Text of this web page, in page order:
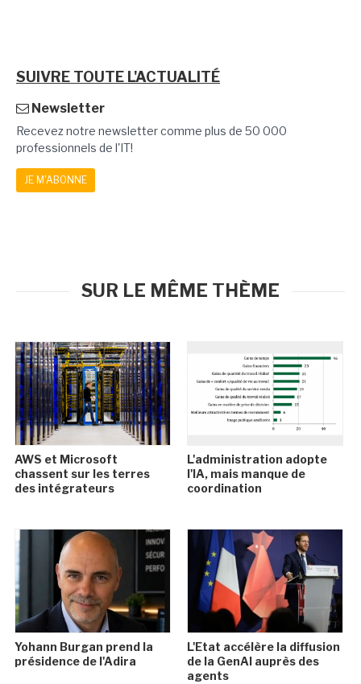
SUIVRE TOUTE L'ACTUALITÉ
Newsletter
Recevez notre newsletter comme plus de 50 000
professionnels de l'IT!
JE M'ABONNE
SUR LE MÊME THÈME
AWS et Microsoft
chassent sur les terres
des intégrateurs
L'administration adopte
l'IA, mais manque de
coordination
Yohann Burgan prend la
présidence de l'Adira
L'Etat accélère la diffusion
de la GenAI auprès des
agents